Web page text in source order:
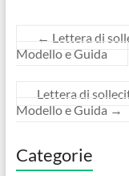
← Lettera di
Modello e Guida
Lettera di
Modello e Guida →
Categorie